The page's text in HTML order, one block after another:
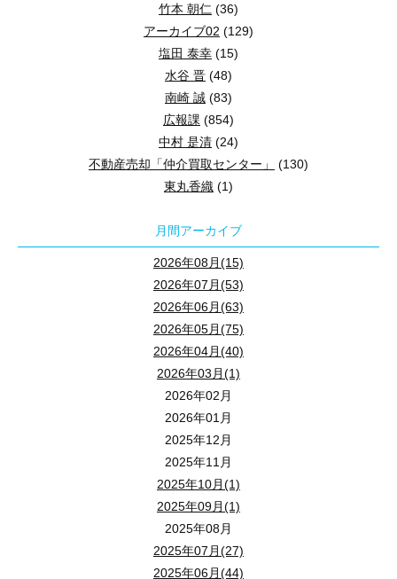
竹本 朝仁 (36)
アーカイブ02 (129)
塩田 泰幸 (15)
水谷 晋 (48)
南崎 誠 (83)
広報課 (854)
中村 是清 (24)
不動産売却「仲介買取センター」
(130)
東丸香織 (1)
月間アーカイブ
2026年08月(15)
2026年07月(53)
2026年06月(63)
2026年05月(75)
2026年04月(40)
2026年03月(1)
2026年02月
2026年01月
2025年12月
2025年11月
2025年10月(1)
2025年09月(1)
2025年08月
2025年07月(27)
2025年06月(44)